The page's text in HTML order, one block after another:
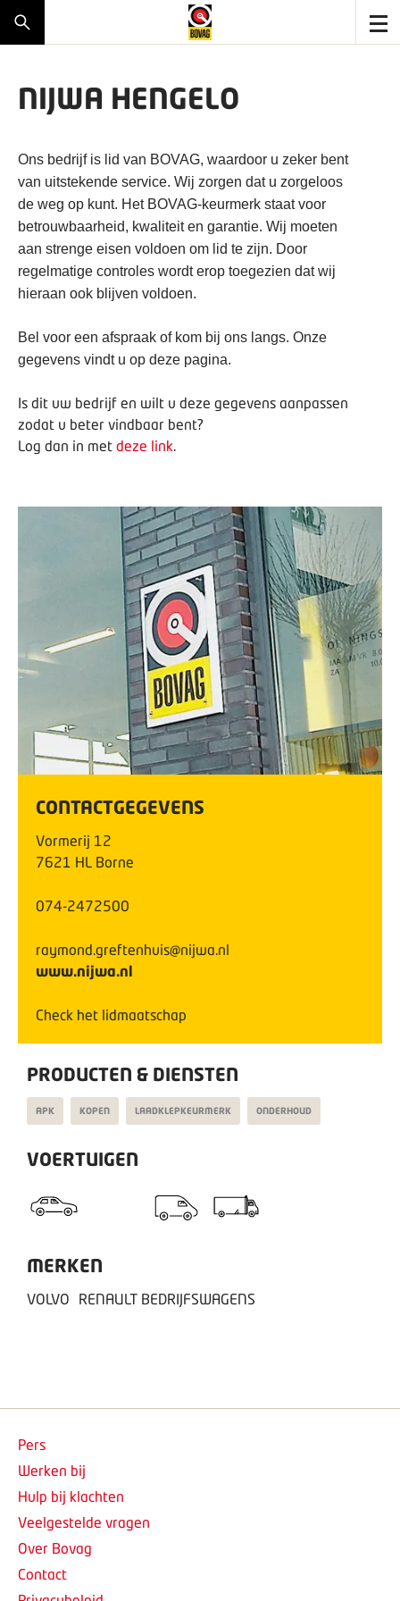
NIJWA HENGELO
Ons bedrijf is lid van BOVAG, waardoor u zeker bent
van uitstekende service. Wij zorgen dat u zorgeloos
de weg op kunt. Het BOVAG-keurmerk staat voor
betrouwbaarheid, kwaliteit en garantie. Wij moeten
aan strenge eisen voldoen om lid te zijn. Door
regelmatige controles wordt erop toegezien dat wij
hieraan ook blijven voldoen.
Bel voor een afspraak of kom bij ons langs. Onze
gegevens vindt u op deze pagina.
Is dit uw bedrijf en wilt u deze gegevens aanpassen
zodat u beter vindbaar bent?
Log dan in met deze link.
CONTACTGEGEVENS
Vormerij 12
7621 HL Borne
074-2472500
raymond.greftenhuis@nijwa.nl
www.nijwa.nl
Check het lidmaatschap
PRODUCTEN & DIENSTEN
APK KOPEN LAADKLEPKEURMERK ONDERHOUD
VOERTUIGEN
MERKEN
VOLVO RENAULT BEDRIJFSWAGENS
Pers
Werken bij
Hulp bij klachten
Veelgestelde vragen
Over Bovag
Contact